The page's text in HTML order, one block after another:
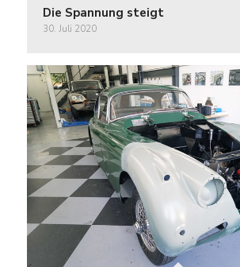
Die Spannung steigt
30. Juli 2020